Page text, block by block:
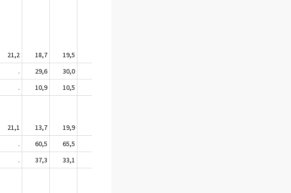
21,2 18,7 19,5
. 29,6
30,0
. 10,9
10,5
21,1 13,7 19,9
. 60,5
65,5
. 37,3
33,1